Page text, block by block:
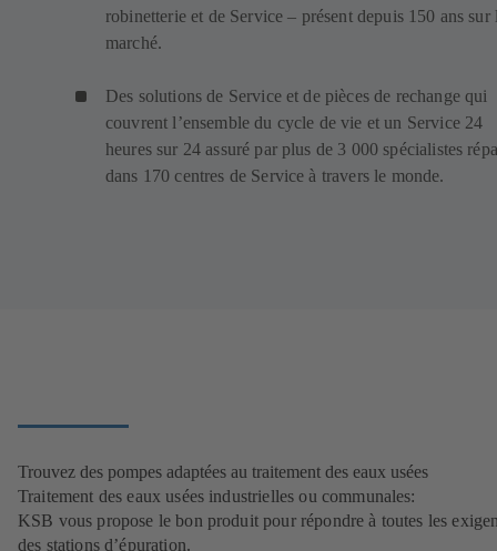
robinetterie et de Service – présent depuis 150 ans sur
marché.
Des solutions de Service et de pièces de rechange qui
couvrent l’ensemble du cycle de vie et un Service 24
heures sur 24 assuré par plus de 3 000 spécialistes
dans 170 centres de Service à travers le monde.
Trouvez des pompes adaptées au traitement des eaux usées
Traitement des eaux usées industrielles ou communales:
KSB vous propose le bon produit pour répondre à toutes les
des stations d’épuration.